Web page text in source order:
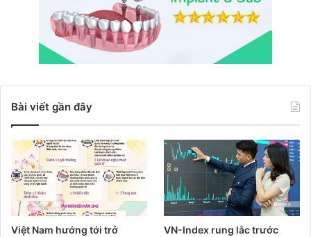
Bài viết gần đây
Việt Nam hướng tới trở
VN-Index rung lắc trước